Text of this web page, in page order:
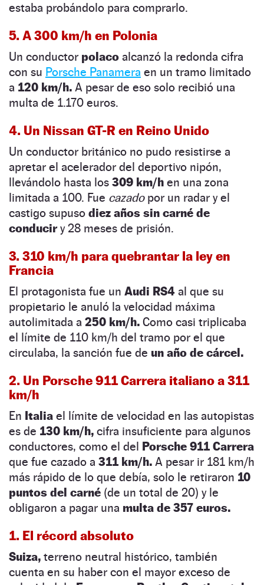
estaba probándolo para comprarlo.
5. A 300 km/h en Polonia
Un conductor polaco alcanzó la redonda cifra
con su Porsche Panamera en un tramo limitado
a 120 km/h. A pesar de eso solo recibió una
multa de 1.170 euros.
4. Un Nissan GT-R en Reino Unido
Un conductor británico no pudo resistirse a
apretar el acelerador del deportivo nipón,
llevándolo hasta los 309 km/h en una zona
limitada a 100. Fue cazadopor un radar y el
castigo supuso diez años sin carné de
conduciry 28 meses de prisión.
3. 310 km/h para quebrantar la ley en
Francia
El protagonista fue un Audi RS4 al que su
propietario le anuló la velocidad máxima
autolimitada a 250 km/h. Como casi triplicaba
el límite de 110 km/h del tramo por el que
circulaba, la sanción fue de un año de cárcel.
2. Un Porsche 911 Carrera italiano a 311
km/h
En Italia el límite de velocidad en las autopistas
es de 130 km/h, cifra insuficiente para algunos
conductores, como el del Porsche 911 Carrera
que fue cazado a 311 km/h. A pesar ir 181 km/h
más rápido de lo que debía, solo le retiraron 10
puntos del carné (de un total de 20) y le
obligaron a pagar una multa de 357 euros.
1. El récord absoluto
Suiza, terreno neutral histórico, también
cuenta en su haber con el mayor exceso de